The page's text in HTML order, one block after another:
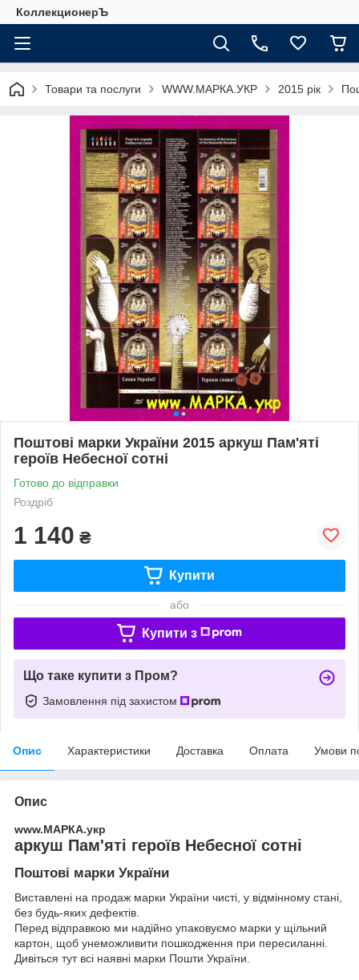
КоллекционерЪ
Товари та послуги WWW.МАРКА.УКР 2015 рік
Поштові марки України 2015 аркуш Пам'яті
героїв Небесної сотні
Готово до відправки
Роздріб
1 140 ₴
Купити
або
Купити з
Що таке купити з Пром?
Замовлення під захистом
Опис Характеристики Доставка Оплата Умови
Опис
www.МАРКА.укр
аркуш Пам'яті героїв Небесної сотні
Поштові марки України
Виставлені на продаж марки України чисті, у відмінному стані,
без будь-яких дефектів.
Перед відправкою ми надійно упаковуємо марки у щільний
картон, щоб унеможливити пошкодження при пересиланні.
Дивіться тут всі наявні марки Пошти України.